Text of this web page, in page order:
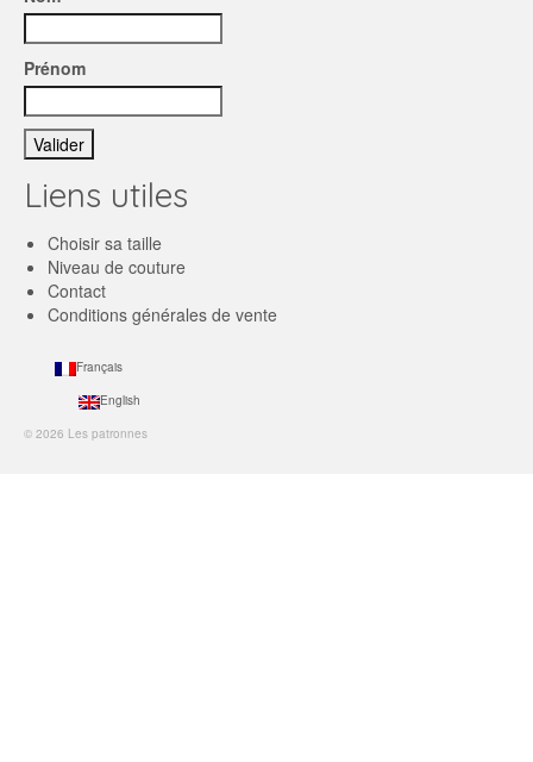
Prénom
Liens utiles
Choisir sa taille
Niveau de couture
Contact
Conditions générales de vente
Français
English
© 2026 Les patronnes